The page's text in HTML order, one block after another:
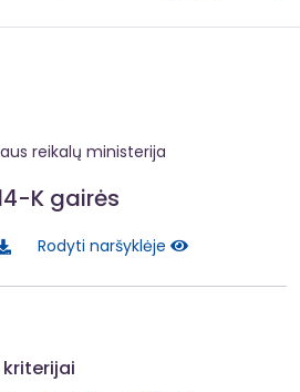
reikalų ministerija
K gairės
Rodyti naršyklėje
kriterijai